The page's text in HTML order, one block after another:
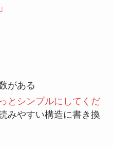
がある
とシンプルにしてくだ
みやすい構造に書き換